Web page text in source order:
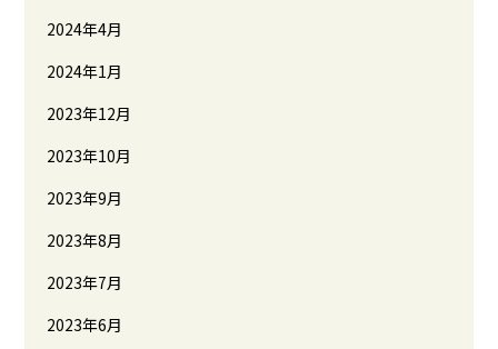
2024年4月
2024年1月
2023年12月
2023年10月
2023年9月
2023年8月
2023年7月
2023年6月